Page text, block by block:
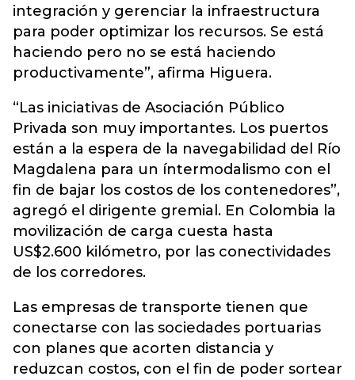
integración y gerenciar la infraestructura
para poder optimizar los recursos. Se está
haciendo pero no se está haciendo
productivamente”, afirma Higuera.
“Las iniciativas de Asociación Público
Privada son muy importantes. Los puertos
están a la espera de la navegabilidad del Río
Magdalena para un íntermodalismo con el
fin de bajar los costos de los contenedores”,
agregó el dirigente gremial. En Colombia la
movilización de carga cuesta hasta
US$2.600 kilómetro, por las conectividades
de los corredores.
Las empresas de transporte tienen que
conectarse con las sociedades portuarias
con planes que acorten distancia y
reduzcan costos, con el fin de poder sortear